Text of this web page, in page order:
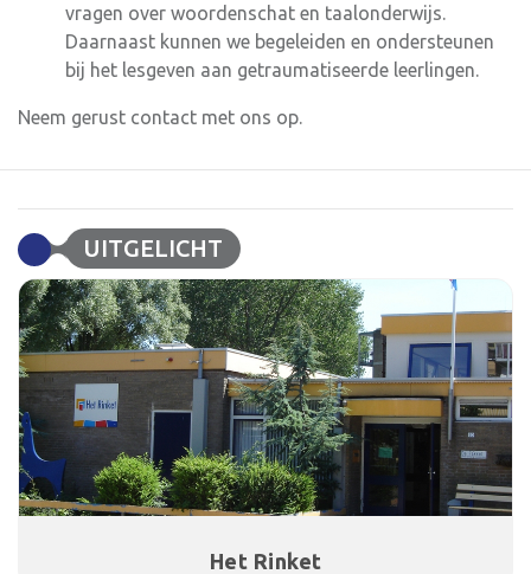
vragen over woordenschat en taalonderwijs.
Daarnaast kunnen we begeleiden en ondersteunen
bij het lesgeven aan getraumatiseerde leerlingen.
Neem gerust contact met ons op.
UITGELICHT
Het Rinket